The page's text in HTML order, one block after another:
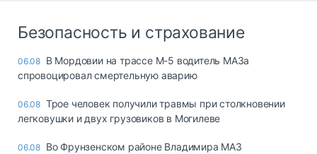
Безопасность и страхование
06.08 В Мордовии на трассе М-5 водитель МАЗа
спровоцировал смертельную аварию
06.08 Трое человек получили травмы при столкновении
легковушки и двух грузовиков в Могилеве
06.08 Во Фрунзенском районе Владимира МАЗ